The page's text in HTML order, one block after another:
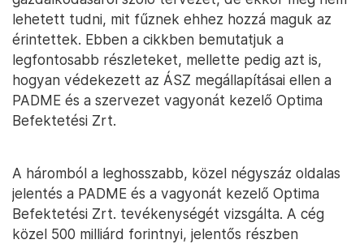
lehetett tudni, mit fűznek ehhez hozzá maguk az
érintettek. Ebben a cikkben bemutatjuk a
legfontosabb részleteket, mellette pedig azt is,
hogyan védekezett az ÁSZ megállapításai ellen a
PADME és a szervezet vagyonát kezelő Optima
Befektetési Zrt.
A háromból a leghosszabb, közel négyszáz oldalas
jelentés a PADME és a vagyonát kezelő Optima
Befektetési Zrt. tevékenységét vizsgálta. A cég
közel 500 milliárd forintnyi, jelentős részben